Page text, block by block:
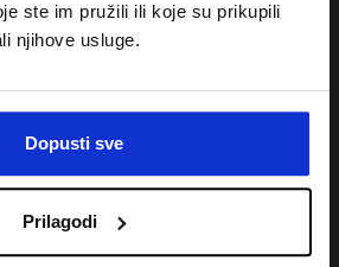
ste im pružili ili koje su prikupili
njihove usluge.
Dopusti sve
Prilagodi